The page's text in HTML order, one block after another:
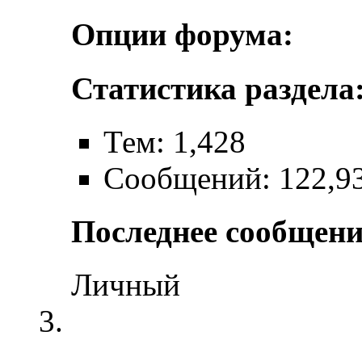
Опции форума:
Статистика
Тем: 1,428
Сообщений:
Последнее
Личный